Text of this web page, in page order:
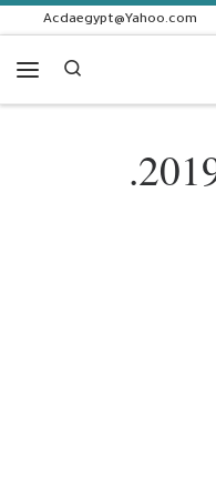
Skip to content
Acdaegypt@Yahoo.com
Search